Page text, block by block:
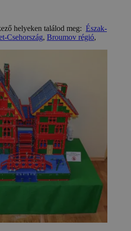
helyeken találod meg: Észak-
Csehország, Broumov régió,